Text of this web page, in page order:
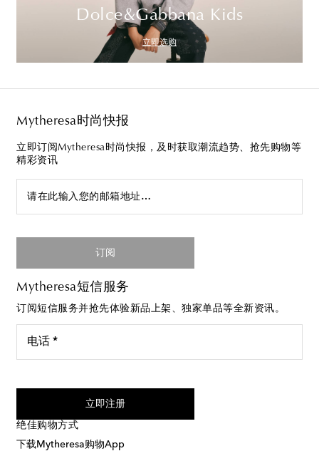
Dolce&Gabbana Kids
立即选购
Mytheresa时尚快报
立即订阅Mytheresa时尚快报，及时获取潮流趋势、抢先购物等
精彩资讯
请在此输入您的邮箱地址…
订阅
Mytheresa短信服务
订阅短信服务并抢先体验新品上架、独家单品等全新资讯。
电话 *
立即注册
绝佳购物方式
下载Mytheresa购物App